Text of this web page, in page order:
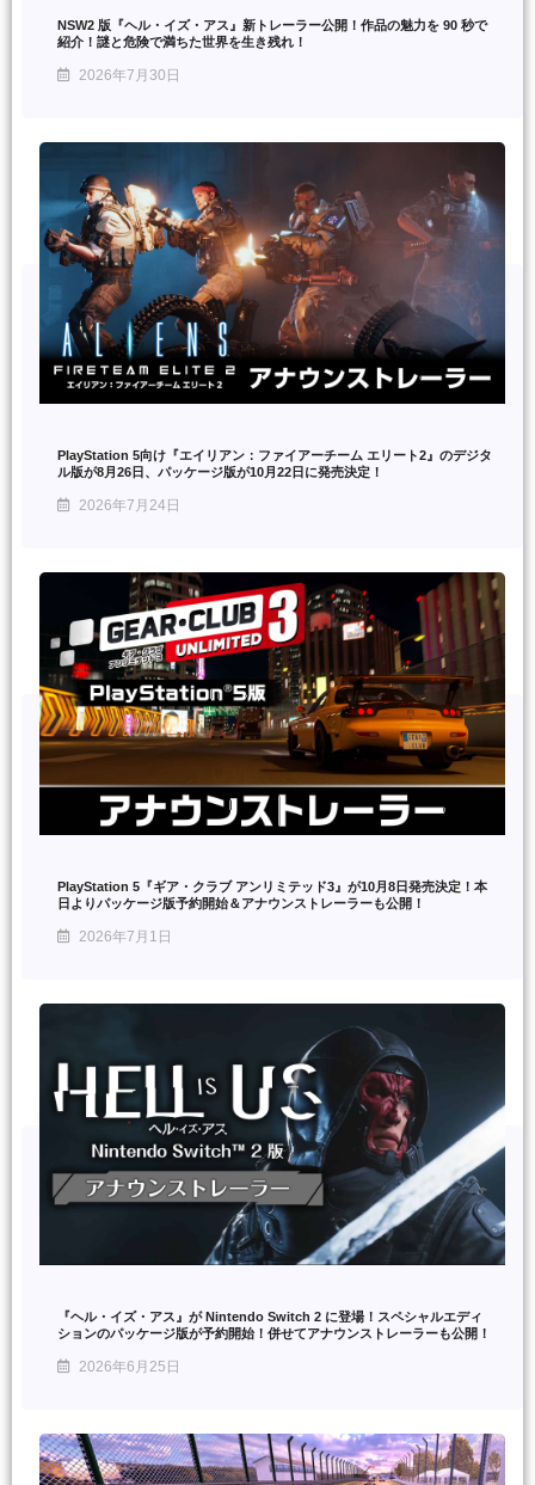
NSW2 版『ヘル・イズ・アス』新トレーラー公開！作品の魅力を 90 秒で
紹介！謎と危険で満ちた世界を生き残れ！
2026年7月30日
PlayStation 5向け『エイリアン：ファイアーチーム エリート2』のデジタ
ル版が8月26日、パッケージ版が10月22日に発売決定！
2026年7月24日
PlayStation 5『ギア・クラブ アンリミテッド3』が10月8日発売決定！本
日よりパッケージ版予約開始＆アナウンストレーラーも公開！
2026年7月1日
『ヘル・イズ・アス』が Nintendo Switch 2 に登場！スペシャルエディ
ションのパッケージ版が予約開始！併せてアナウンストレーラーも公開！
2026年6月25日